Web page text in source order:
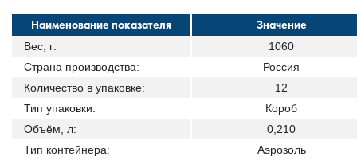
Наименование показателя Значение
Вес, г:
1060
Страна производства:
Россия
Количество в упаковке:
12
Тип упаковки:
Короб
Объём, л:
0,210
Тип контейнера:
Аэрозоль